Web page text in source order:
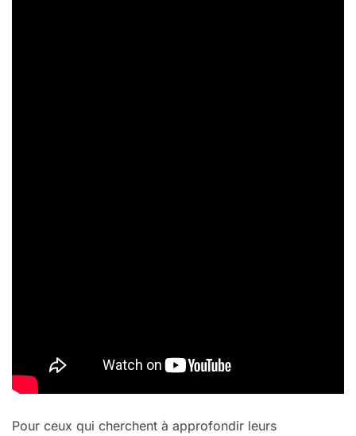
Pour ceux qui cherchent à approfondir leurs